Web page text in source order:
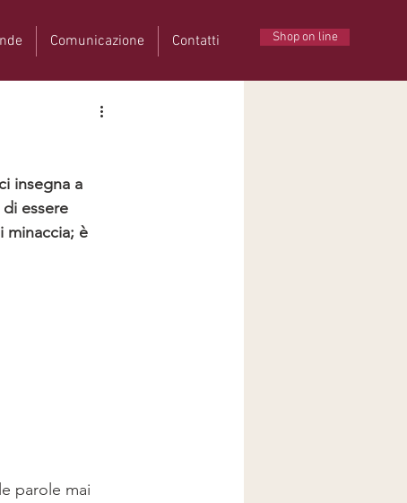
Comunicazione Contatti Shop on line
essere
minaccia; è
parole mai